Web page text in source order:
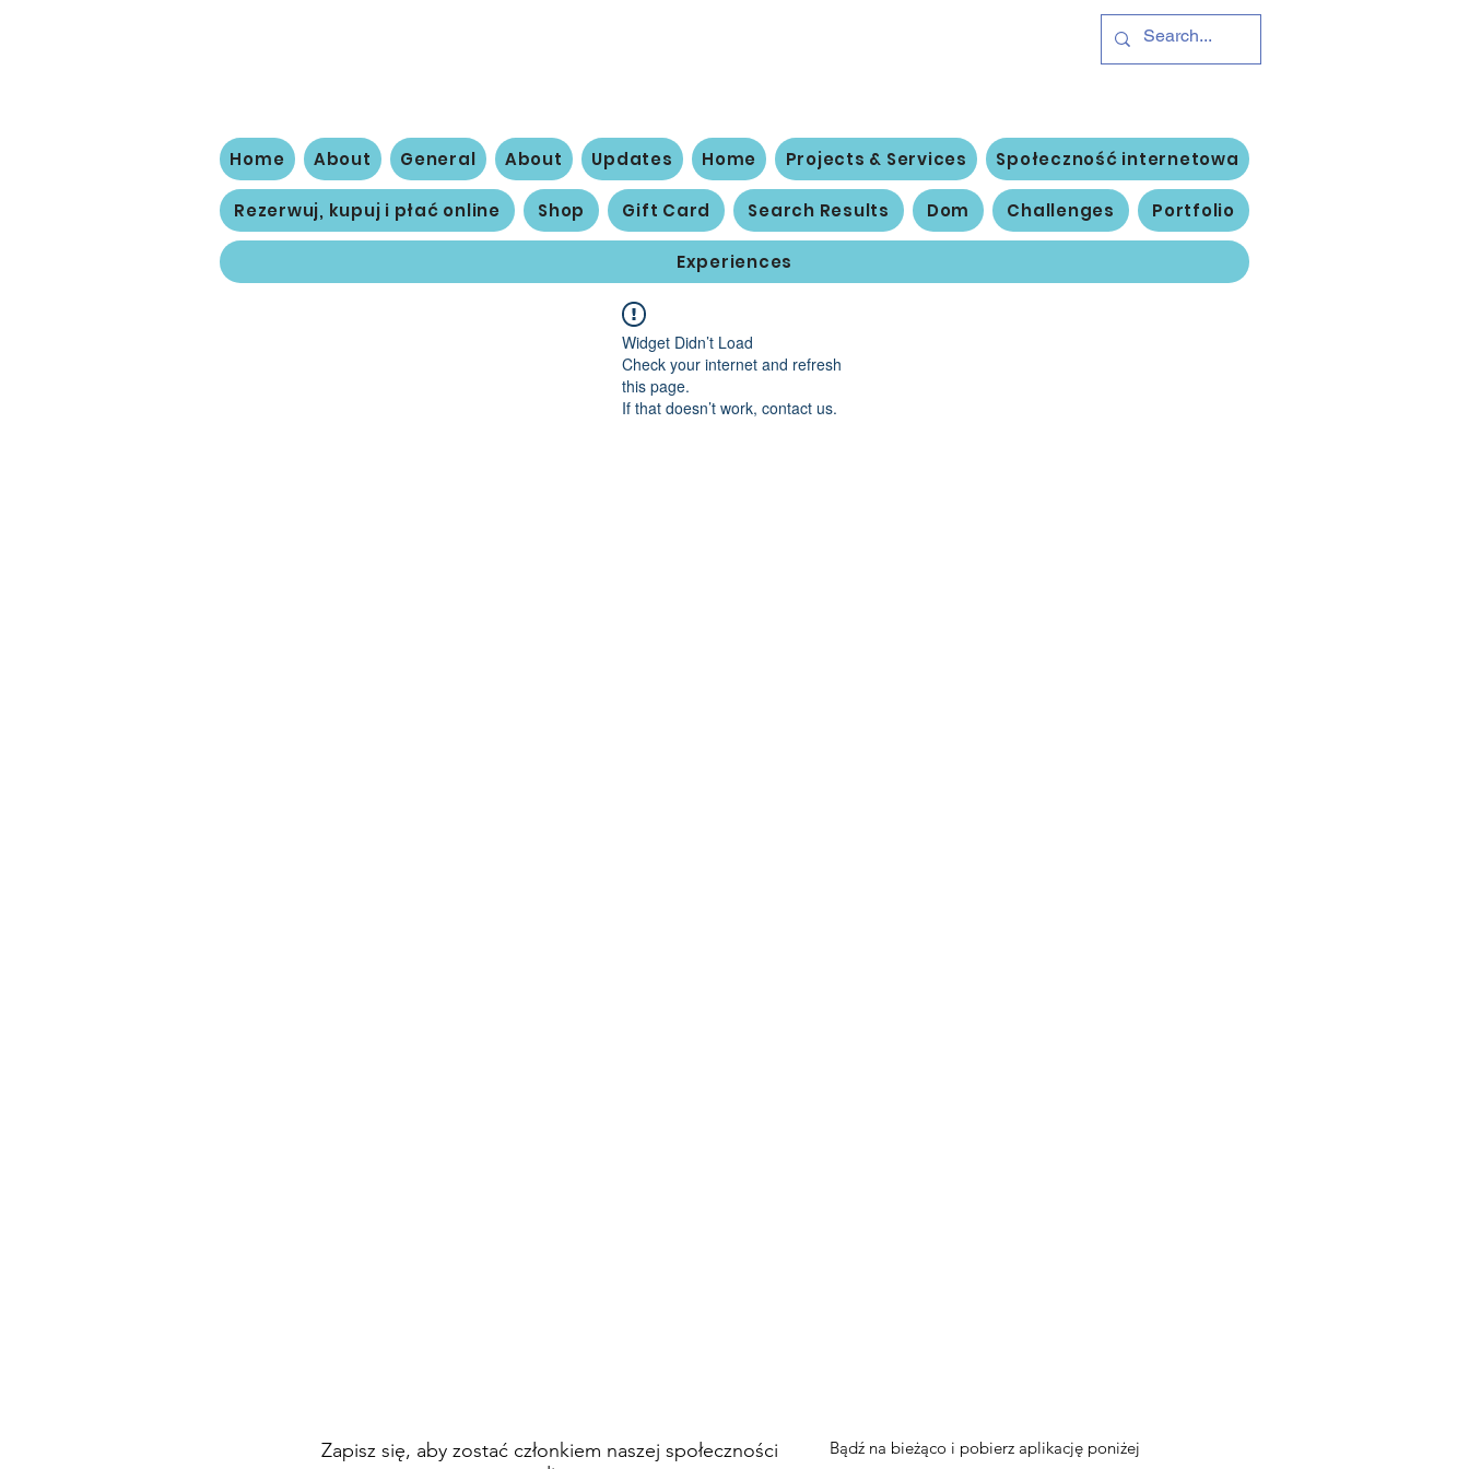
Home About General About Updates Home Projects & Services Społeczność internetowa
Rezerwuj, kupuj i płać online Shop Gift Card Search Results Dom Challenges Portfolio
Experiences
Widget Didn’t Load
Check your internet and refresh
this page.
If that doesn’t work, contact us.
Zapisz się, aby zostać członkiem naszej społeczności
Bądź na bieżąco i pobierz aplikację poniżej